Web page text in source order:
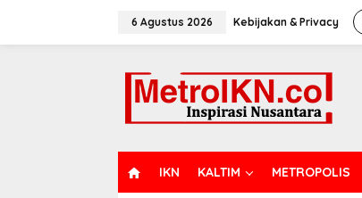
6 Agustus 2026 Kebijakan & Privacy
O
IKN KALTIM METROPOLIS